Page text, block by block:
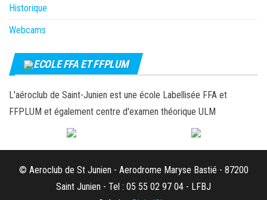
Historique
Webcams
ECOLE FFA ET FFPLUM
L'aéroclub de Saint-Junien est une école Labellisée FFA et
FFPLUM et également centre d'examen théorique ULM
© Aeroclub de St Junien - Aerodrome Maryse Bastié - 87200
Saint Junien - Tel : 05 55 02 97 04 - LFBJ